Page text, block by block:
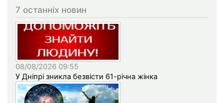
7 останніх новин
08/08/2026 09:55
У Дніпрі зникла безвісти 61-річна жінка